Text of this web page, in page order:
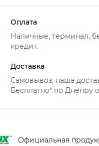
Оплата
Наличные, терминал,
кредит.
Доставка
Самовывоз, наша
Бесплатно* по Днепру
Официальная